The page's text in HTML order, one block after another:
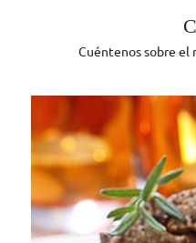
Cuéntenos sobre el